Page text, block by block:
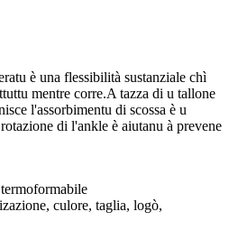
è una flessibilità sustanziale chì
mentre corre.A tazza di u tallone
l'assorbimentu di scossa è u
di l'ankle è aiutanu à prevene
culore, taglia, logò,